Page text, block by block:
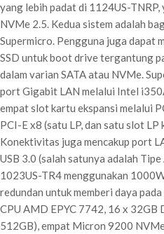
yang lebih padat di 1124US-
NVMe 2.5. Kedua sistem adalah
Supermicro. Pengguna juga dapat
SSD untuk boot drive tergantung
dalam varian SATA atau NVMe.
port Gigabit LAN melalui Intel
empat slot kartu ekspansi melalui
PCI-E x8 (satu LP, dan satu slot
Konektivitas juga mencakup port
USB 3.0 (salah satunya adalah
1023US-TR4 menggunakan
redundan untuk memberi daya
CPU AMD EPYC 7742, 16 x
512GB), empat Micron 9200